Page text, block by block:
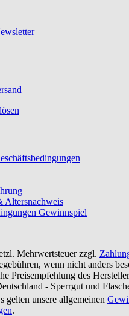
Altersnachweis
Gewinnspiel
Mehrwertsteuer zzgl.
wenn nicht anders
Preisempfehlung des
- Sperrgut und
gelten unsere allgemeinen
.